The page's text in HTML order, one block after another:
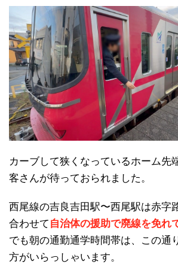
カーブして狭くなっているホーム先
客さんが待っておられました。
西尾線の吉良吉田駅〜西尾駅は赤字
合わせて 自治体の援助で廃線を免れ
でも朝の通勤通学時間帯は、この通
方がいらっしゃいます。